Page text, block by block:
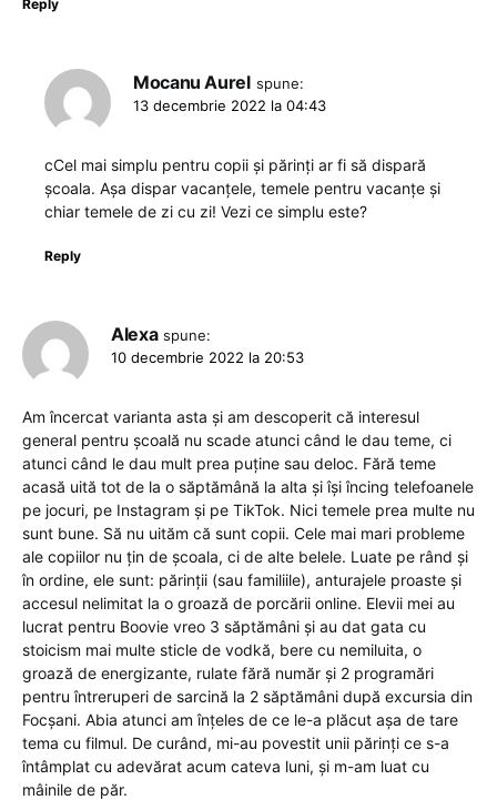
Reply
Mocanu Aurel spune:
13 decembrie 2022 la 04:43
cCel mai simplu pentru copii și părinți ar fi să dispară
școala. Așa dispar vacanțele, temele pentru vacanțe și
chiar temele de zi cu zi! Vezi ce simplu este?
Reply
Alexa spune:
10 decembrie 2022 la 20:53
Am încercat varianta asta și am descoperit că interesul
general pentru școală nu scade atunci când le dau teme, ci
atunci când le dau mult prea puține sau deloc. Fără teme
acasă uită tot de la o săptămână la alta și își încing telefoanele
pe jocuri, pe Instagram și pe TikTok. Nici temele prea multe nu
sunt bune. Să nu uităm că sunt copii. Cele mai mari probleme
ale copiilor nu țin de școala, ci de alte belele. Luate pe rând și
în ordine, ele sunt: părinții (sau familiile), anturajele proaste și
accesul nelimitat la o groază de porcării online. Elevii mei au
lucrat pentru Boovie vreo 3 săptămâni și au dat gata cu
stoicism mai multe sticle de vodkă, bere cu nemiluita, o
groază de energizante, rulate fără număr și 2 programări
pentru întreruperi de sarcină la 2 săptămâni după excursia din
Focșani. Abia atunci am înțeles de ce le-a plăcut așa de tare
tema cu filmul. De curând, mi-au povestit unii părinți ce s-a
întâmplat cu adevărat acum cateva luni, și m-am luat cu
mâinile de păr.